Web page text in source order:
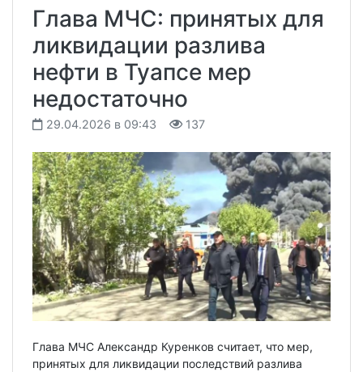
Глава МЧС: принятых для
ликвидации разлива
нефти в Туапсе мер
недостаточно
29.04.2026 в 09:43 137
Глава МЧС Александр Куренков считает, что мер,
принятых для ликвидации последствий разлива